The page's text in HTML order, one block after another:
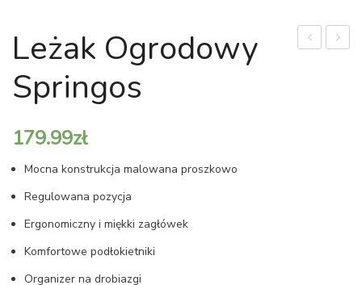
Leżak Ogrodowy
Springos
179.99zł
Mocna konstrukcja malowana proszkowo
Regulowana pozycja
Ergonomiczny i miękki zagłówek
Komfortowe podłokietniki
Organizer na drobiazgi